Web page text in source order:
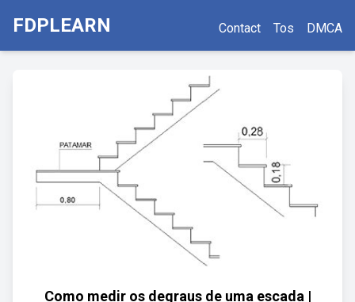
FDPLEARN Contact Tos DMCA
Como medir os degraus de uma escada |